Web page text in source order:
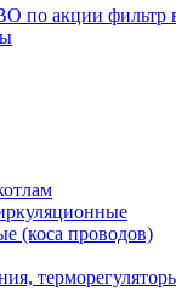
по акции фильтр
(коса проводов)